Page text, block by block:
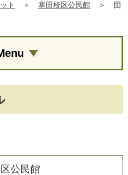
ト ＞ 寒田校区公民館 ＞
団
公民館